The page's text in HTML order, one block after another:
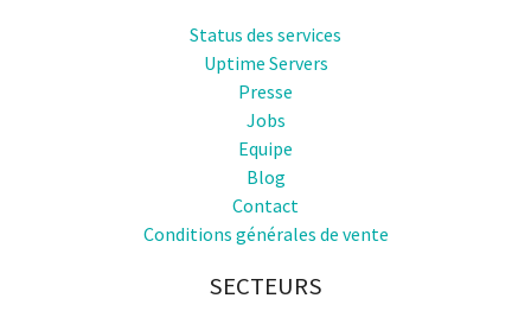
Status des services
Uptime Servers
Presse
Jobs
Equipe
Blog
Contact
Conditions générales de vente
SECTEURS